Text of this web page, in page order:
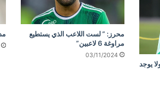
يوجد
محرز: ” لست اللاعب الذي يستطيع
مراوغة 6 لاعبين”
03/11/2024